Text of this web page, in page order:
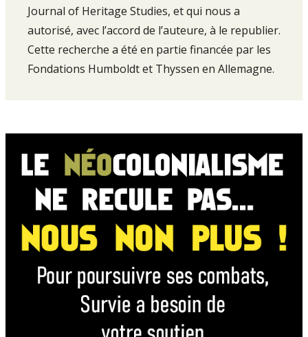
Journal of Heritage Studies, et qui nous a
autorisé, avec l’accord de l’auteure, à le republier.
Cette recherche a été en partie financée par les
Fondations Humboldt et Thyssen en Allemagne.